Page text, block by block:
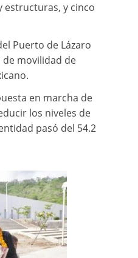
estructuras, y cinco
Puerto de Lázaro
de movilidad de
en marcha de
los niveles de
pasó del 54.2